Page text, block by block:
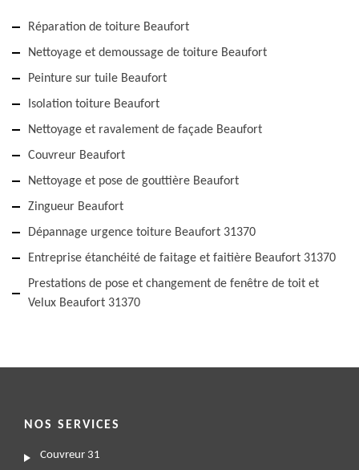
Réparation de toiture Beaufort
Nettoyage et demoussage de toiture Beaufort
Peinture sur tuile Beaufort
Isolation toiture Beaufort
Nettoyage et ravalement de façade Beaufort
Couvreur Beaufort
Nettoyage et pose de gouttière Beaufort
Zingueur Beaufort
Dépannage urgence toiture Beaufort 31370
Entreprise étanchéité de faitage et faitière Beaufort 31370
Prestations de pose et changement de fenêtre de toit et
Velux Beaufort 31370
NOS SERVICES
Couvreur 31